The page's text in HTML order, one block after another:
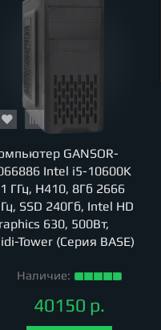
GANSOR-
Intel i5-10600K
ГГц, H410, 8Гб 2666
SSD 240Гб, Intel HD
630, 500Вт,
Tower (Серия BASE)
Наличие:
40150 р.